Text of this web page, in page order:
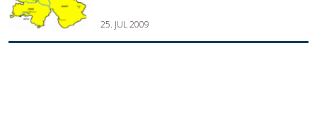
25. JUL 2009